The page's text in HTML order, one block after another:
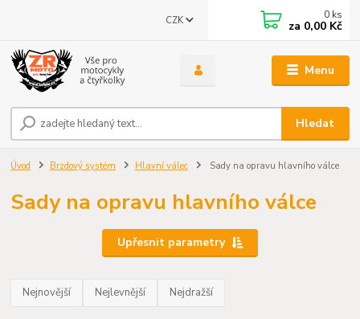
Menu
CZK
Hledat
0 ks
za 0,00 Kč
Úvod Brzdový systém Hlavní válec Sady na opravu hlavního válce
Sady na opravu hlavního válce
Upřesnit parametry
Nejnovější Nejlevnější Nejdražší